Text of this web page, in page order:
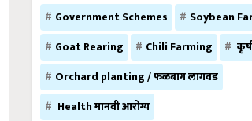
Government Schemes
Soybean
Goat Rearing
Chili Farming
Orchard planting / फळबाग लागवड
Health मानवी आरोग्य